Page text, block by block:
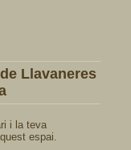
Llavaneres
i la teva
espai.